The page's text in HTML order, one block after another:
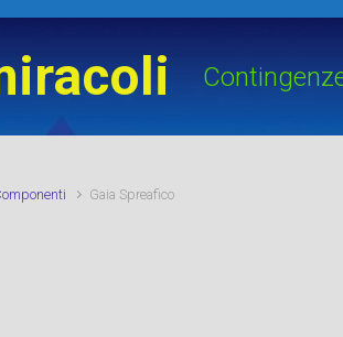
Gaia Spreafico